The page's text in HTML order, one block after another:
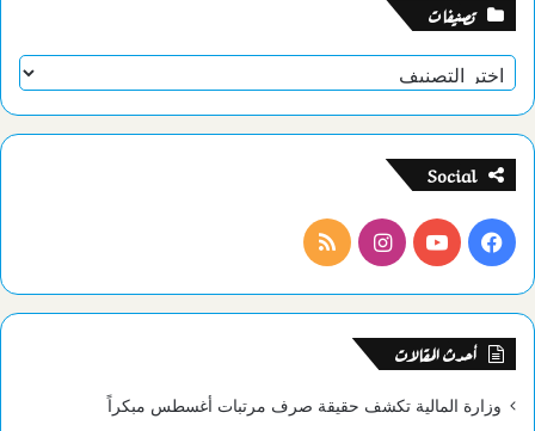
تصنيفات
تصنيفات
Social
فيسبوكيوتيوبانستقرامملخص
الموقع
أحدث المقالات
وزارة المالية تكشف حقيقة صرف مرتبات أغسطس مبكراً